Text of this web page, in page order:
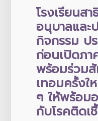
โรงเรียนส
อนุบาลและ
กิจกรรม ป
ก่อนเปิดภ
พร้อมร่วมสั
เทอมครั้งใ
ๆ ให้พร้อม
กับโรคติดเ